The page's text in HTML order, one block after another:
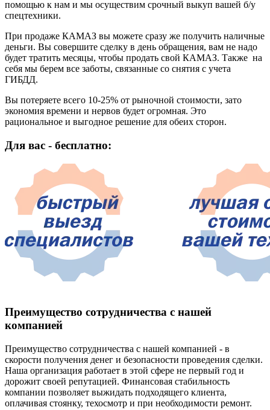
помощью к нам и мы осуществим срочный выкуп вашей б/у
спецтехники.
При продаже КАМАЗ вы можете сразу же получить наличные
деньги. Вы совершите сделку в день обращения, вам не надо
будет тратить месяцы, чтобы продать свой КАМАЗ. Также на
себя мы берем все заботы, связанные со снятия с учета
ГИБДД.
Вы потеряете всего 10-25% от рыночной стоимости, зато
экономия времени и нервов будет огромная. Это
рациональное и выгодное решение для обеих сторон.
Для вас - бесплатно:
Преимущество сотрудничества с нашей
компанией
Преимущество сотрудничества с нашей компанией - в
скорости получения денег и безопасности проведения сделки.
Наша организация работает в этой сфере не первый год и
дорожит своей репутацией. Финансовая стабильность
компании позволяет выжидать подходящего клиента,
оплачивая стоянку, техосмотр и при необходимости ремонт.